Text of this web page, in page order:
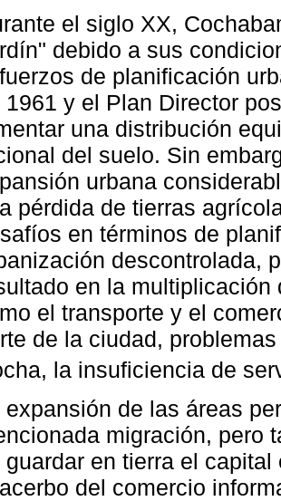
el siglo XX,
debido a sus
de planificación
1961 y el Plan Director
una distribución
del suelo. Sin
urbana
pérdida de tierras
en términos de
descontrolada,
en la
el transporte y el
de la ciudad,
la insuficiencia de
expansión de las áreas
migración, pero
guardar en tierra el
del comercio